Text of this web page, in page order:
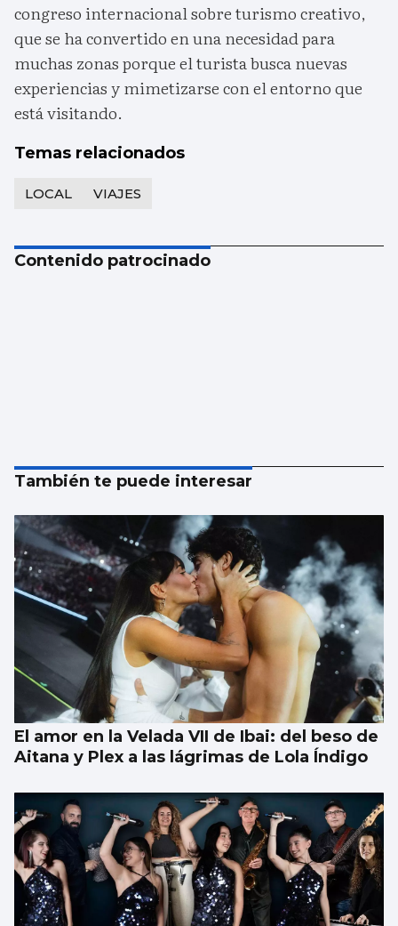
congreso internacional sobre turismo creativo,
que se ha convertido en una necesidad para
muchas zonas porque el turista busca nuevas
experiencias y mimetizarse con el entorno que
está visitando.
Temas relacionados
LOCAL VIAJES
Contenido patrocinado
También te puede interesar
El amor en la Velada VII de Ibai: del beso de
Aitana y Plex a las lágrimas de Lola Índigo